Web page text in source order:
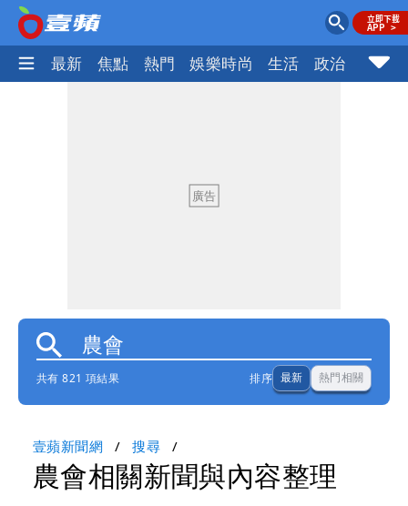
最新 焦點 熱門 娛樂時尚 生活 政治 社會
共有 821 項結果 排序 最新 熱門相關
壹蘋新聞網 搜尋
農會相關新聞與內容整理